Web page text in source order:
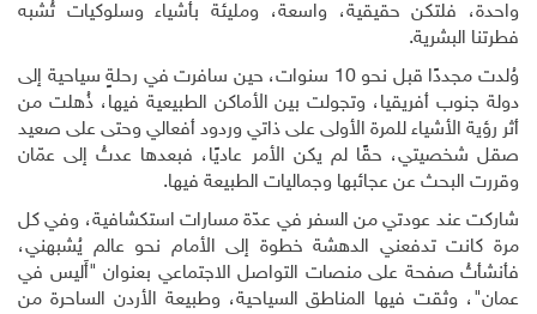
واحدة، فلتكن حقيقية، واسعة، ومليئة بأشياء وسلوكيات تُشبه
فطرتنا البشرية.
وُلدت مجددًا قبل نحو 10 سنوات، حين سافرت في رحلةٍ سياحية إلى
دولة جنوب أفريقيا، وتجولت بين الأماكن الطبيعية فيها، ذُهلت من
أثر رؤية الأشياء للمرة الأولى على ذاتي وردود أفعالي وحتى على صعيد
صقل شخصيتي، حقًا لم يكن الأمر عاديًا، فبعدها عدتُ إلى عمّان
وقررت البحث عن عجائبها وجماليات الطبيعة فيها.
شاركت عند عودتي من السفر في عدّة مسارات استكشافية، وفي كل
مرة كانت تدفعني الدهشة خطوة إلى الأمام نحو عالم يُشبهني،
فأنشأتُ صفحة على منصات التواصل الاجتماعي بعنوان "أَليس في
عمان"، وثقت فيها المناطق السياحية، وطبيعة الأردن الساحرة من